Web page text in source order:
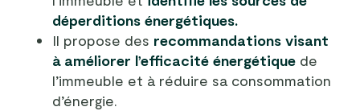
déperditions énergétiques.
Il propose des recommandations visant
à améliorer l’efficacité énergétique de
l’immeuble et à réduire sa consommation
d’énergie.